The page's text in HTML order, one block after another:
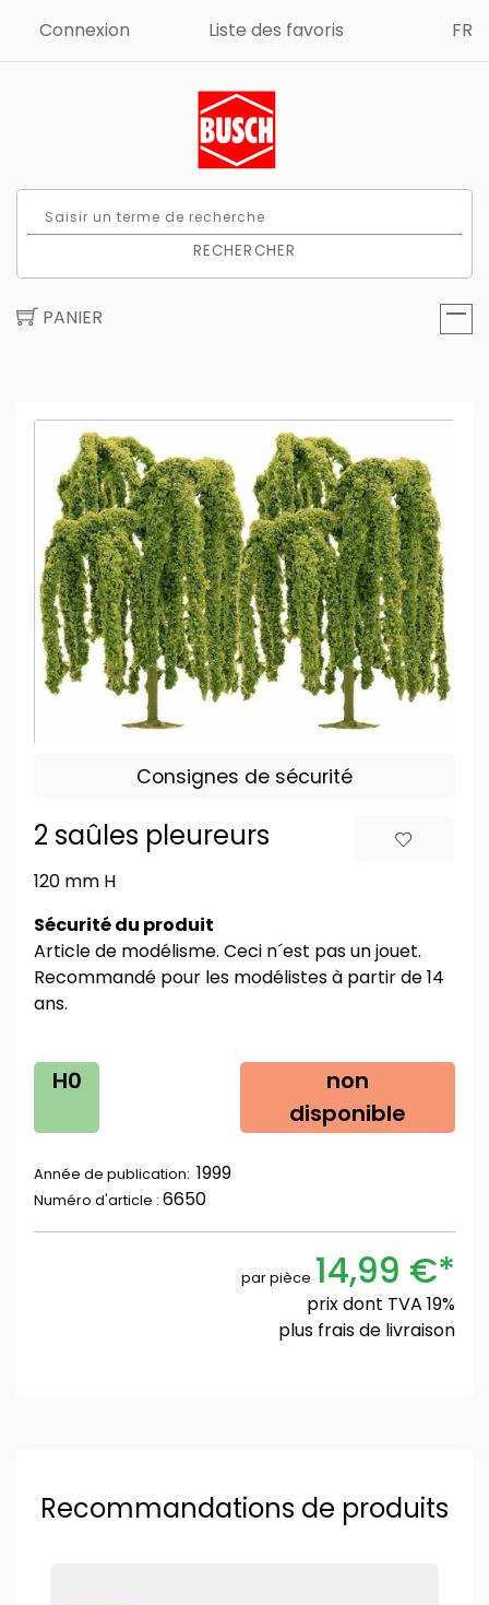
Connexion Liste des favoris FR
RECHERCHER
PANIER
Consignes de sécurité
2 saûles pleureurs
120 mm H
Sécurité du produit
Article de modélisme. Ceci n´est pas un jouet.
Recommandé pour les modélistes à partir de 14
ans.
H0
non
disponible
Année de publication: 1999
Numéro d'article : 6650
par pièce 14,99 €*
prix dont TVA 19%
plus frais de livraison
Recommandations de produits